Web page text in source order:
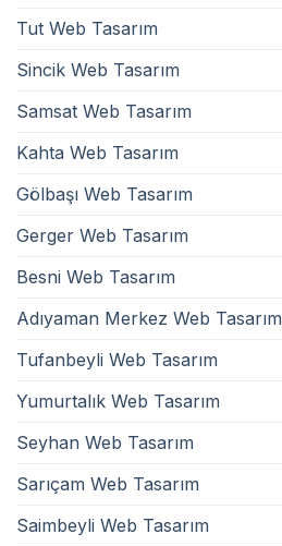
Tut Web Tasarım
Sincik Web Tasarım
Samsat Web Tasarım
Kahta Web Tasarım
Gölbaşı Web Tasarım
Gerger Web Tasarım
Besni Web Tasarım
Adıyaman Merkez Web Tasarım
Tufanbeyli Web Tasarım
Yumurtalık Web Tasarım
Seyhan Web Tasarım
Sarıçam Web Tasarım
Saimbeyli Web Tasarım